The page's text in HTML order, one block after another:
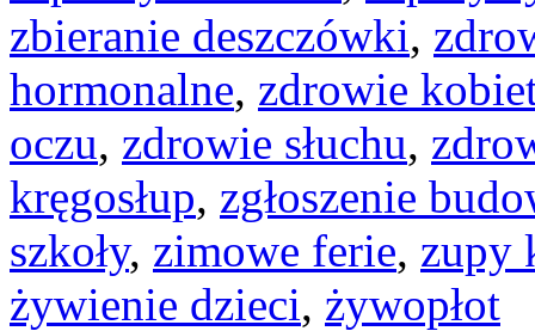
zbieranie deszczówki,
hormonalne, zdrowie
oczu, zdrowie słuchu,
kręgosłup, zgłoszenie
szkoły, zimowe ferie, zupy
żywienie dzieci, żywopłot